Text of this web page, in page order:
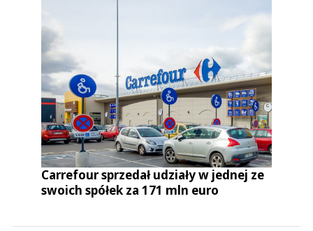
Carrefour sprzedał udziały w jednej ze
swoich spółek za 171 mln euro